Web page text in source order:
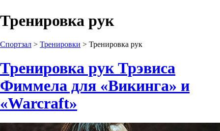
Тренировка рук
Спортзал > Тренировки > Тренировка рук
Тренировка рук Трэвиса
Фиммела для «Викинга» и
«Warcraft»